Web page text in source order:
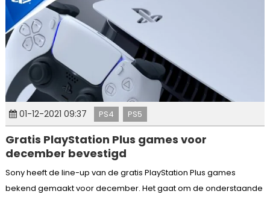
01-12-2021 09:37 PS4 PS5
Gratis PlayStation Plus games voor
december bevestigd
Sony heeft de line-up van de gratis PlayStation Plus games
bekend gemaakt voor december. Het gaat om de onderstaande